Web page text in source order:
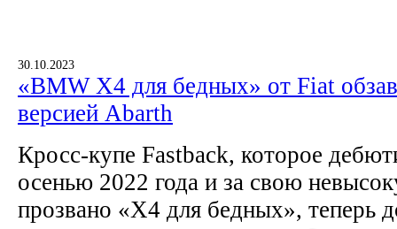
30.10.2023
«BMW X4 для бедных» от Fiat
версией Abarth
Кросс-купе Fastback, которое
осенью 2022 года и за свою
прозвано «X4 для бедных», теперь